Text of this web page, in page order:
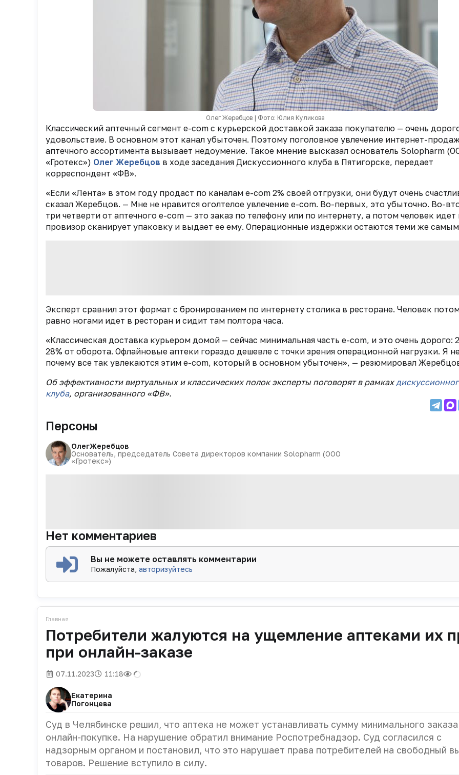
Олег Жеребцов | Фото: Юлия Куликова
Классический аптечный сегмент e-com с курьерской доставкой заказа покупателю — очень
удовольствие. В основном этот канал убыточен. Поэтому поголовное увлечение интернет-
аптечного ассортимента вызывает недоумение. Такое мнение высказал основатель Solopharm
«Гротекс») Олег Жеребцов в ходе заседания Дискуссионного клуба в Пятигорске, передает
корреспондент «ФВ».
«Если «Лента» в этом году продаст по каналам e-com 2% своей отгрузки, они будут очень
сказал Жеребцов. — Мне не нравится оголтелое увлечение e-com. Во-первых, это убыточно. Во-
три четверти от аптечного e-com — это заказ по телефону или по интернету, а потом человек идет
провизор сканирует упаковку и выдает ее ему. Операционные издержки остаются теми же
Эксперт сравнил этот формат с бронированием по интернету столика в ресторане. Человек
равно ногами идет в ресторан и сидит там полтора часа.
«Классическая доставка курьером домой — сейчас минимальная часть e-com, и это очень дорого:
28% от оборота. Офлайновые аптеки гораздо дешевле с точки зрения операционной нагрузки. Я
почему все так увлекаются этим e-com, который в основном убыточен», — резюмировал
Об эффективности виртуальных и классических полок эксперты поговорят в рамках
клуба, организованного «ФВ».
Персоны
ОлегЖеребцов
Основатель, председатель Cовета директоров компании Solopharm (ООО
«Гротекс»)
Нет комментариев
Вы не можете оставлять комментарии
Пожалуйста,авторизуйтесь
Главная
Потребители жалуются на ущемление аптеками их
при онлайн-заказе
07.11.2023 11:18
Екатерина
Погонцева
Суд в Челябинске решил, что аптека не может устанавливать сумму минимального
онлайн-покупке. На нарушение обратил внимание Роспотребнадзор. Суд согласился с
надзорным органом и постановил, что это нарушает права потребителей на свободный
товаров. Решение вступило в силу.